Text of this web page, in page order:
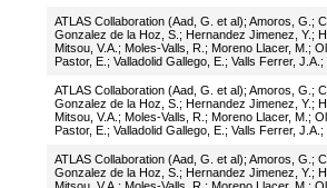
ATLAS Collaboration (Aad, G. et al); Amoros, G. ;
Gonzalez de la Hoz, S. ; Hernandez Jimenez, Y. ;
Mitsou, V.A. ; Moles-Valls, R. ; Moreno Llacer, M. ;
Pastor, E. ; Valladolid Gallego, E. ; Valls Ferrer, J.A. ;
ATLAS Collaboration (Aad, G. et al); Amoros, G. ;
Gonzalez de la Hoz, S. ; Hernandez Jimenez, Y. ;
Mitsou, V.A. ; Moles-Valls, R. ; Moreno Llacer, M. ;
Pastor, E. ; Valladolid Gallego, E. ; Valls Ferrer, J.A. ;
ATLAS Collaboration (Aad, G. et al); Amoros, G. ;
Gonzalez de la Hoz, S. ; Hernandez Jimenez, Y. ;